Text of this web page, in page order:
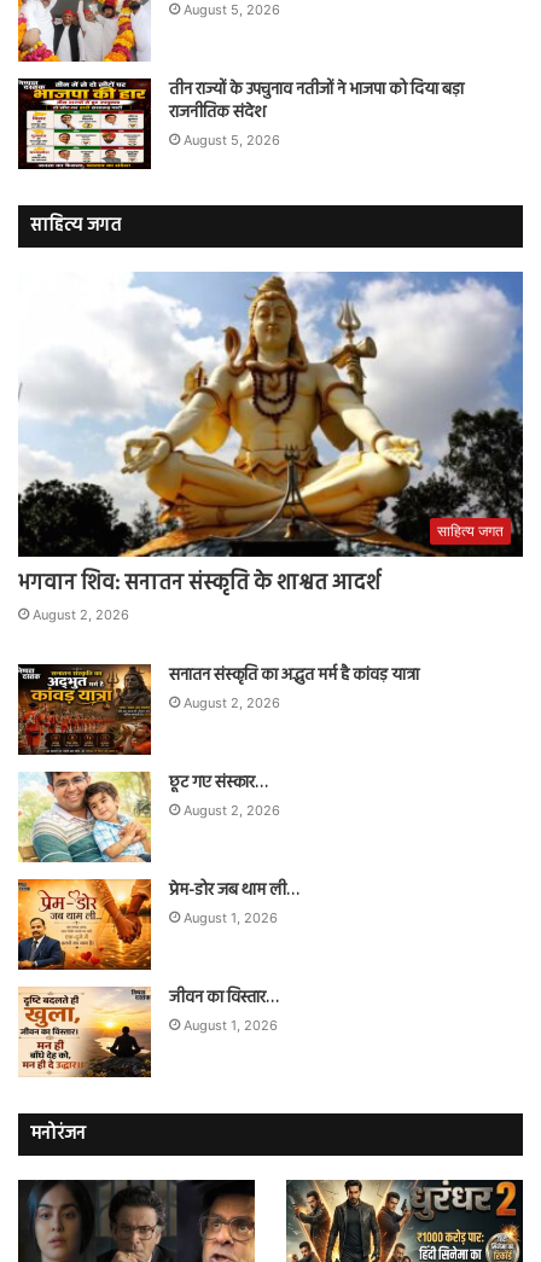
August 5, 2026
तीन राज्यों के उपचुनाव नतीजों ने भाजपा को दिया बड़ा
राजनीतिक संदेश
August 5, 2026
साहित्य जगत
साहित्य जगत
भगवान शिव: सनातन संस्कृति के शाश्वत आदर्श
August 2, 2026
सनातन संस्कृति का अद्भुत मर्म है कांवड़ यात्रा
August 2, 2026
छूट गए संस्कार…
August 2, 2026
प्रेम-डोर जब थाम ली…
August 1, 2026
जीवन का विस्तार…
August 1, 2026
मनोरंजन